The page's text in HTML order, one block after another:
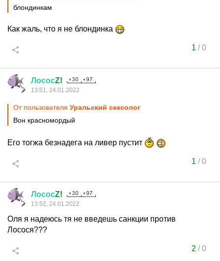
блондинкам
Как жаль, что я не блондинка
1 /0
ЛососZ!
13:51, 24.01.2022
От пользователя Уральский сексолог
Вон красномордый
Его тогжа безнадега на ливер пустит
1 /0
ЛососZ!
13:52, 24.01.2022
Оля я надеюсь тя не введешь санкции против
Лосося???
2 /0